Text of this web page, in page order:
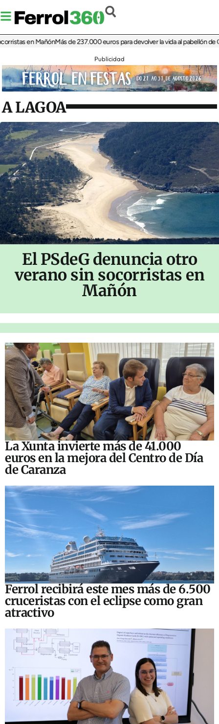
en MañónMás de 237.000 euros para devolver la vida al pabellón de Cariño
Publicidad
A LAGOA
El PSdeG denuncia otro
verano sin socorristas en
Mañón
La Xunta invierte más de 41.000
euros en la mejora del Centro de Día
de Caranza
Ferrol recibirá este mes más de 6.500
cruceristas con el eclipse como gran
atractivo